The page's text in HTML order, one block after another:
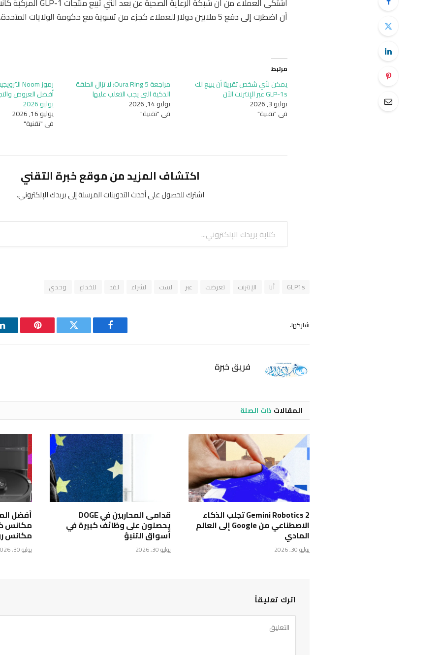
أن اضطرت إلى دفع 5 ملايين دولار للعملاء كجزء من تسوية مع حكومة الولايات المتحدة.
مرتبط
يمكن لأي شخص تقريبًا أن يبيع لك
GLP-1s عبر الإنترنت الآن
يوليو 3, 2026
في "تقنية"
مراجعة Oura Ring 5: لا تزال الحلقة
الذكية التي يجب التغلب عليها
يوليو 14, 2026
في "تقنية"
أفضل العروض
يوليو 2026
يوليو 16, 2026
في "تقنية"
اكتشاف المزيد من موقع خبرة التقني
اشترك للحصول على أحدث التدوينات المرسلة إلى بريدك الإلكتروني.
كتابة بريدك الإلكتروني...
GLP1s أنا الإنترنت تعرضت عبر لست لشراء لقد للخداع وحدي
شاركها.
فيسبوك تويتر بينتيريست
فريق خبرة
المقالات ذات الصلة
Gemini Robotics 2 تجلب الذكاء
الاصطناعي من Google إلى العالم
المادي
يوليو 30, 2026
قدامى المحاربين في DOGE
يحصلون على وظائف كبيرة في
أسواق التنبؤ
يوليو 30, 2026
مكانس
مكانس
يوليو 30, 2026
اترك تعليقاً